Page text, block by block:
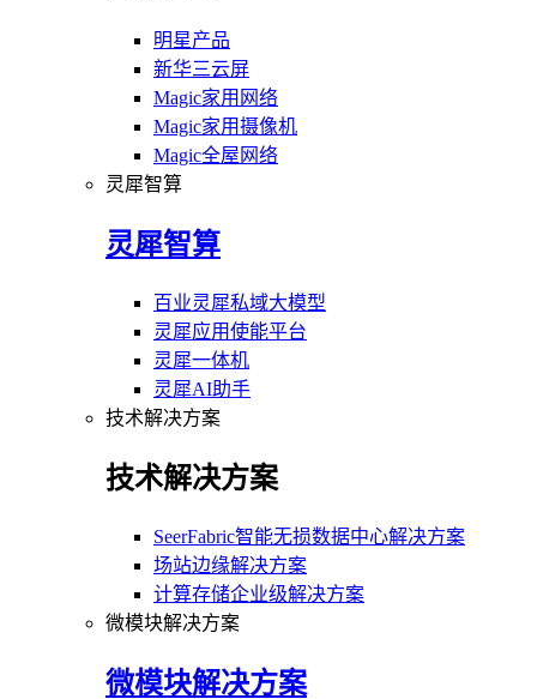
明星产品
新华三云屏
Magic家用网络
Magic家用摄像机
Magic全屋网络
灵犀智算
灵犀智算
百业灵犀私域大模型
灵犀应用使能平台
灵犀一体机
灵犀AI助手
技术解决方案
技术解决方案
SeerFabric智能无损数据中心解决方案
场站边缘解决方案
计算存储企业级解决方案
微模块解决方案
微模块解决方案